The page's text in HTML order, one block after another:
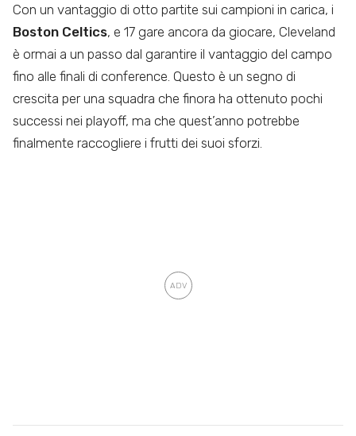
Con un vantaggio di otto partite sui campioni in carica, i
Boston Celtics, e 17 gare ancora da giocare, Cleveland
è ormai a un passo dal garantire il vantaggio del campo
fino alle finali di conference. Questo è un segno di
crescita per una squadra che finora ha ottenuto pochi
successi nei playoff, ma che quest’anno potrebbe
finalmente raccogliere i frutti dei suoi sforzi.